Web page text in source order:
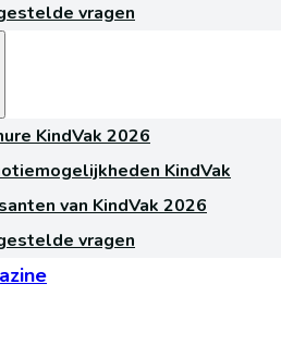
vragen
KindVak 2026
KindVak
van KindVak 2026
vragen